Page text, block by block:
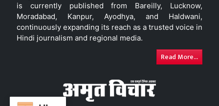
is currently published from Bareilly, Lucknow,
Moradabad, Kanpur, Ayodhya, and Haldwani,
continuously expanding its reach as a trusted voice in
Hindi journalism and regional media.
Read More...